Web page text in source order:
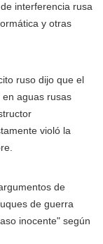
interferencia rusa
y otras
ruso dijo que el
aguas rusas
violó la
de
de guerra
inocente" según